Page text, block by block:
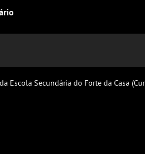
Online
Escola Secundária do Forte da Casa